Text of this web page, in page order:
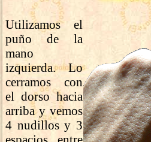
Utilizamos el
puño de la
mano
izquierda. Lo
cerramos con
el dorso hacia
arriba y vemos
4 nudillos y 3